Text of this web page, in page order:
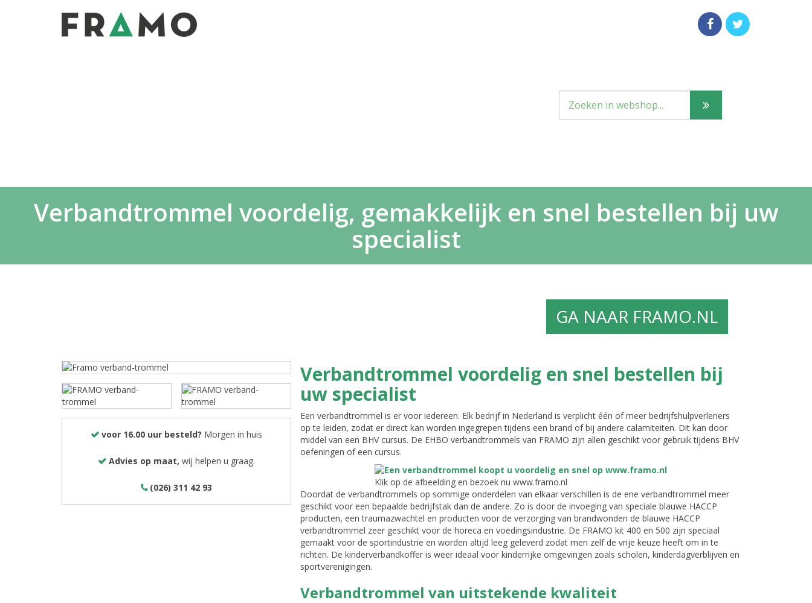
Verbandtrommel voordelig, gemakkelijk en snel bestellen bij uw
specialist
GA NAAR FRAMO.NL
voor 16.00 uur besteld? Morgen in huis
Advies op maat, wij helpen u graag.
(026) 311 42 93
Verbandtrommel voordelig en snel bestellen bij
uw specialist
Een verbandtrommel is er voor iedereen. Elk bedrijf in Nederland is verplicht één of meer bedrijfshulpverleners
op te leiden, zodat er direct kan worden ingegrepen tijdens een brand of bij andere calamiteiten. Dit kan door
middel van een BHV cursus. De EHBO verbandtrommels van FRAMO zijn allen geschikt voor gebruik tijdens BHV
oefeningen of een cursus.
Klik op de afbeelding en bezoek nu www.framo.nl
Doordat de verbandtrommels op sommige onderdelen van elkaar verschillen is de ene verbandtrommel meer
geschikt voor een bepaalde bedrijfstak dan de andere. Zo is door de invoeging van speciale blauwe HACCP
producten, een traumazwachtel en producten voor de verzorging van brandwonden de blauwe HACCP
verbandtrommel zeer geschikt voor de horeca en voedingsindustrie. De FRAMO kit 400 en 500 zijn speciaal
gemaakt voor de sportindustrie en worden altijd leeg geleverd zodat men zelf de vrije keuze heeft om in te
richten. De kinderverbandkoffer is weer ideaal voor kinderrijke omgevingen zoals scholen, kinderdagverblijven en
sportverenigingen.
Verbandtrommel van uitstekende kwaliteit